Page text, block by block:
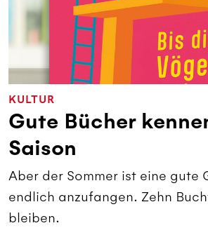
KULTUR
Gute Bücher
Saison
Aber der Sommer ist eine gute
endlich anzufangen. Zehn
bleiben.